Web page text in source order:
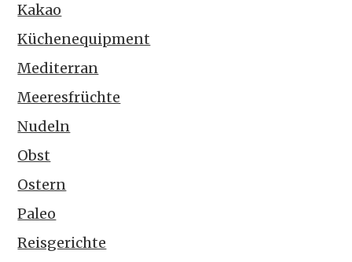
Kakao
Küchenequipment
Mediterran
Meeresfrüchte
Nudeln
Obst
Ostern
Paleo
Reisgerichte